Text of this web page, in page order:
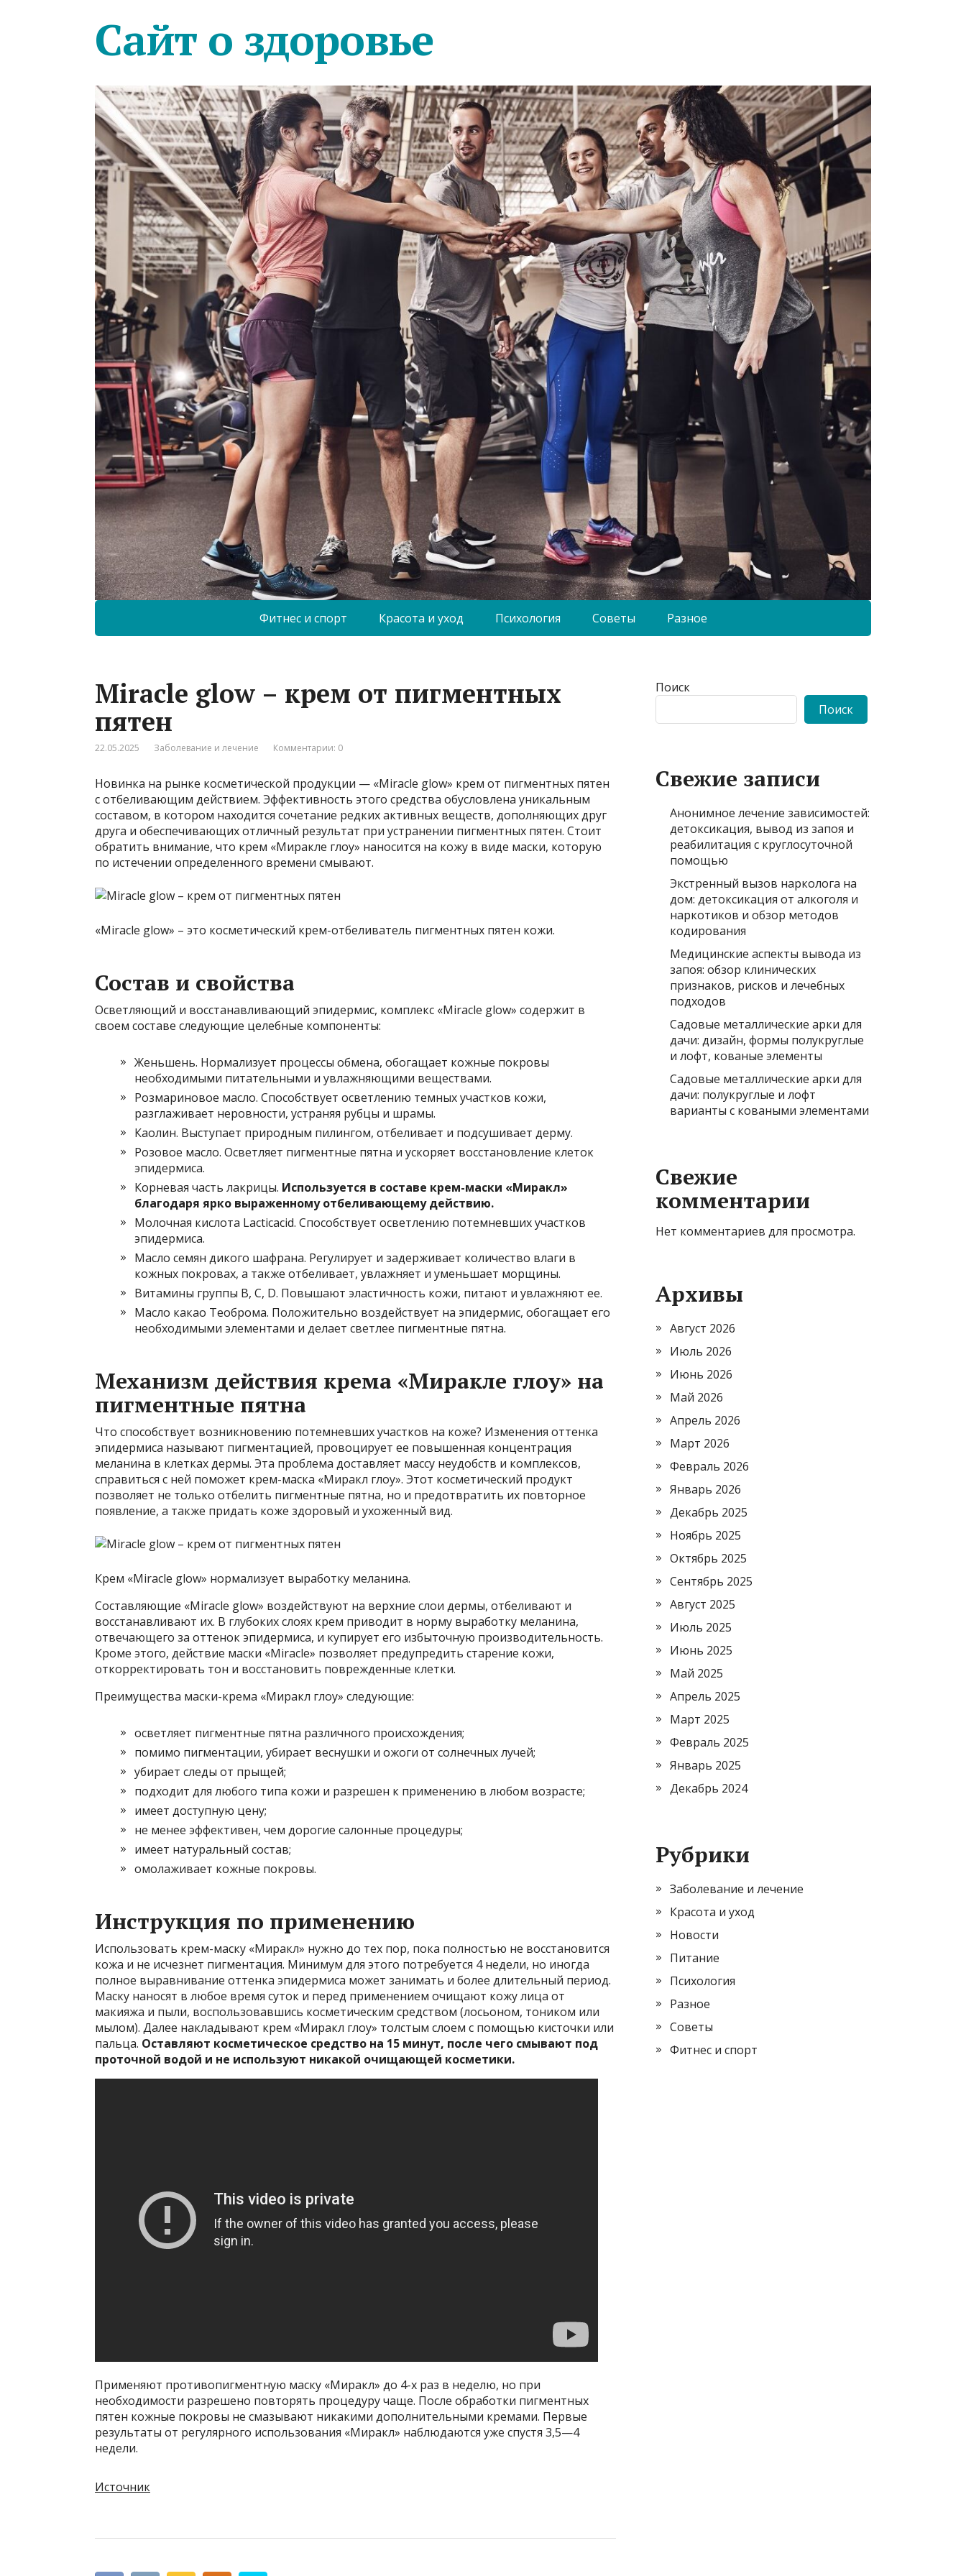
Сайт о здоровье
Фитнес и спорт Красота и уход Психология Советы Разное
Miracle glow – крем от пигментных
пятен
22.05.2025 Заболевание и лечение Комментарии: 0
Новинка на рынке косметической продукции — «Miracle glow» крем от пигментных пятен
с отбеливающим действием. Эффективность этого средства обусловлена уникальным
составом, в котором находится сочетание редких активных веществ, дополняющих друг
друга и обеспечивающих отличный результат при устранении пигментных пятен. Стоит
обратить внимание, что крем «Миракле глоу» наносится на кожу в виде маски, которую
по истечении определенного времени смывают.
«Miracle glow» – это косметический крем-отбеливатель пигментных пятен кожи.
Состав и свойства
Осветляющий и восстанавливающий эпидермис, комплекс «Miracle glow» содержит в
своем составе следующие целебные компоненты:
Женьшень. Нормализует процессы обмена, обогащает кожные покровы
необходимыми питательными и увлажняющими веществами.
Розмариновое масло. Способствует осветлению темных участков кожи,
разглаживает неровности, устраняя рубцы и шрамы.
Каолин. Выступает природным пилингом, отбеливает и подсушивает дерму.
Розовое масло. Осветляет пигментные пятна и ускоряет восстановление клеток
эпидермиса.
Корневая часть лакрицы. Используется в составе крем-маски «Миракл»
благодаря ярко выраженному отбеливающему действию.
Молочная кислота Lacticacid. Способствует осветлению потемневших участков
эпидермиса.
Масло семян дикого шафрана. Регулирует и задерживает количество влаги в
кожных покровах, а также отбеливает, увлажняет и уменьшает морщины.
Витамины группы В, С, D. Повышают эластичность кожи, питают и увлажняют ее.
Масло какао Теоброма. Положительно воздействует на эпидермис, обогащает его
необходимыми элементами и делает светлее пигментные пятна.
Механизм действия крема «Миракле глоу» на
пигментные пятна
Что способствует возникновению потемневших участков на коже? Изменения оттенка
эпидермиса называют пигментацией, провоцирует ее повышенная концентрация
меланина в клетках дермы. Эта проблема доставляет массу неудобств и комплексов,
справиться с ней поможет крем-маска «Миракл глоу». Этот косметический продукт
позволяет не только отбелить пигментные пятна, но и предотвратить их повторное
появление, а также придать коже здоровый и ухоженный вид.
Крем «Miracle glow» нормализует выработку меланина.
Составляющие «Miracle glow» воздействуют на верхние слои дермы, отбеливают и
восстанавливают их. В глубоких слоях крем приводит в норму выработку меланина,
отвечающего за оттенок эпидермиса, и купирует его избыточную производительность.
Кроме этого, действие маски «Miracle» позволяет предупредить старение кожи,
откорректировать тон и восстановить поврежденные клетки.
Преимущества маски-крема «Миракл глоу» следующие:
осветляет пигментные пятна различного происхождения;
помимо пигментации, убирает веснушки и ожоги от солнечных лучей;
убирает следы от прыщей;
подходит для любого типа кожи и разрешен к применению в любом возрасте;
имеет доступную цену;
не менее эффективен, чем дорогие салонные процедуры;
имеет натуральный состав;
омолаживает кожные покровы.
Инструкция по применению
Использовать крем-маску «Миракл» нужно до тех пор, пока полностью не восстановится
кожа и не исчезнет пигментация. Минимум для этого потребуется 4 недели, но иногда
полное выравнивание оттенка эпидермиса может занимать и более длительный период.
Маску наносят в любое время суток и перед применением очищают кожу лица от
макияжа и пыли, воспользовавшись косметическим средством (лосьоном, тоником или
мылом). Далее накладывают крем «Миракл глоу» толстым слоем с помощью кисточки или
пальца. Оставляют косметическое средство на 15 минут, после чего смывают под
проточной водой и не используют никакой очищающей косметики.
Применяют противопигментную маску «Миракл» до 4-х раз в неделю, но при
необходимости разрешено повторять процедуру чаще. После обработки пигментных
пятен кожные покровы не смазывают никакими дополнительными кремами. Первые
результаты от регулярного использования «Миракл» наблюдаются уже спустя 3,5—4
недели.
Источник
Поиск
Поиск
Свежие записи
Анонимное лечение зависимостей:
детоксикация, вывод из запоя и
реабилитация с круглосуточной
помощью
Экстренный вызов нарколога на
дом: детоксикация от алкоголя и
наркотиков и обзор методов
кодирования
Медицинские аспекты вывода из
запоя: обзор клинических
признаков, рисков и лечебных
подходов
Садовые металлические арки для
дачи: дизайн, формы полукруглые
и лофт, кованые элементы
Садовые металлические арки для
дачи: полукруглые и лофт
варианты с коваными элементами
Свежие
комментарии
Нет комментариев для просмотра.
Архивы
Август 2026
Июль 2026
Июнь 2026
Май 2026
Апрель 2026
Март 2026
Февраль 2026
Январь 2026
Декабрь 2025
Ноябрь 2025
Октябрь 2025
Сентябрь 2025
Август 2025
Июль 2025
Июнь 2025
Май 2025
Апрель 2025
Март 2025
Февраль 2025
Январь 2025
Декабрь 2024
Рубрики
Заболевание и лечение
Красота и уход
Новости
Питание
Психология
Разное
Советы
Фитнес и спорт